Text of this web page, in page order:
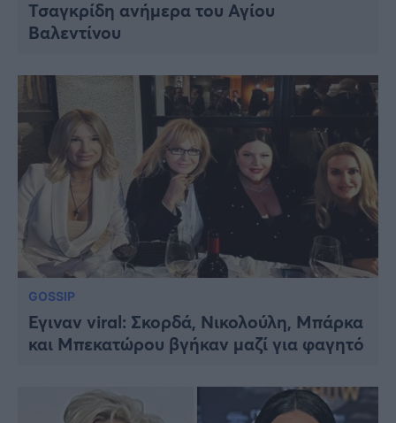
Τσαγκρίδη ανήμερα του Αγίου
Βαλεντίνου
GOSSIP
Έγιναν viral: Σκορδά, Νικολούλη, Μπάρκα
και Μπεκατώρου βγήκαν μαζί για φαγητό